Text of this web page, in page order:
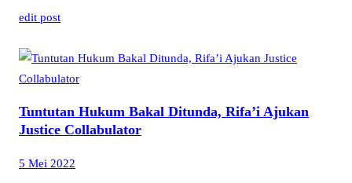
edit post
Tuntutan Hukum Bakal Ditunda, Rifa’i Ajukan
Justice Collabulator
5 Mei 2022